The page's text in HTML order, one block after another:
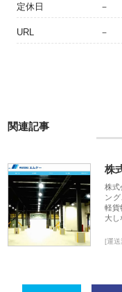
定休日 －
URL －
関連記事
株
株式
ン
軽貨
大し
[運送